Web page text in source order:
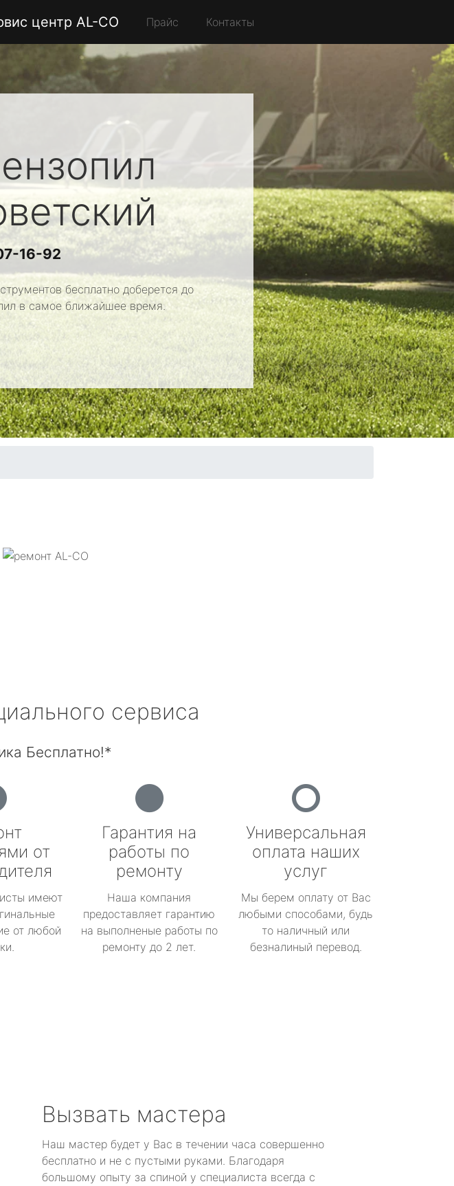
центр AL-CO Прайс Контакты
16-92
бесплатно доберется до
в самое ближайшее время.
сервиса
Бесплатно!*
от
имеют
от любой
Гарантия на
работы по
ремонту
Наша компания
предоставляет гарантию
на выполненые работы по
ремонту до 2 лет.
Универсальная
оплата наших
услуг
Мы берем оплату от Вас
любыми способами, будь
то наличный или
безналиный перевод.
Вызвать мастера
Наш мастер будет у Вас в течении часа совершенно
бесплатно и не с пустыми руками. Благодаря
большому опыту за спиной у специалиста всегда с